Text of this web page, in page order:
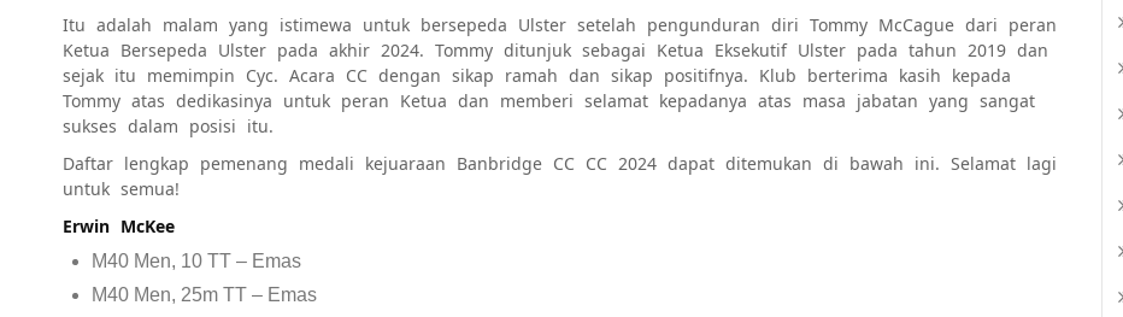
Itu adalah malam yang istimewa untuk bersepeda Ulster setelah pengunduran diri Tommy McCague dari peran
Ketua Bersepeda Ulster pada akhir 2024. Tommy ditunjuk sebagai Ketua Eksekutif Ulster pada tahun 2019 dan
sejak itu memimpin Cyc. Acara CC dengan sikap ramah dan sikap positifnya. Klub berterima kasih kepada
Tommy atas dedikasinya untuk peran Ketua dan memberi selamat kepadanya atas masa jabatan yang sangat
sukses dalam posisi itu.
Daftar lengkap pemenang medali kejuaraan Banbridge CC CC 2024 dapat ditemukan di bawah ini. Selamat lagi
untuk semua!
Erwin McKee
M40 Men, 10 TT – Emas
M40 Men, 25m TT – Emas